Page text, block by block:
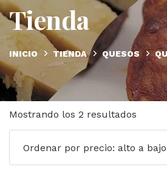
Tienda
INICIO TIENDA QUESOS
en
casa
Mostrando los 2 resultados
por
precio: